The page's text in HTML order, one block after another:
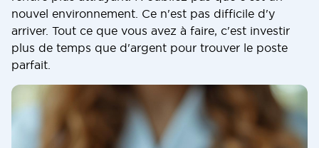
nouvel environnement. Ce n'est pas difficile d'y
arriver. Tout ce que vous avez à faire, c'est investir
plus de temps que d'argent pour trouver le poste
parfait.